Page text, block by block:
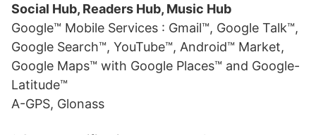
Social Hub, Readers Hub, Music Hub
Google™ Mobile Services : Gmail™, Google Talk™,
Google Search™, YouTube™, Android™ Market,
Google Maps™ with Google Places™ and Google-
Latitude™
A-GPS, Glonass